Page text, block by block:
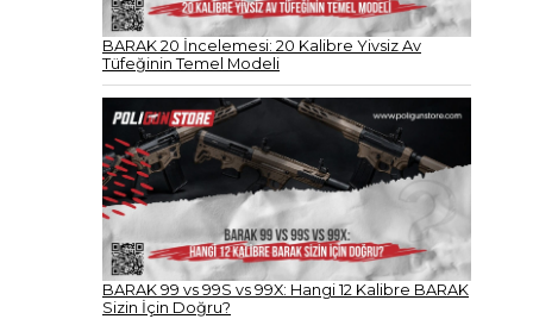
BARAK 20 İncelemesi: 20 Kalibre Yivsiz Av
Tüfeğinin Temel Modeli
BARAK 99 vs 99S vs 99X: Hangi 12 Kalibre BARAK
Sizin İçin Doğru?